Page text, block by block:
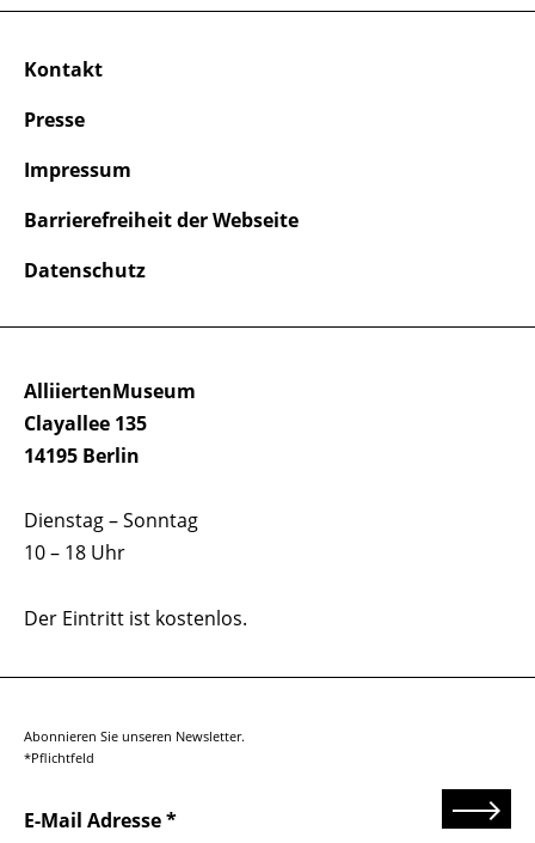
AlliiertenMuseum
Clayallee 135
14195 Berlin
Dienstag – Sonntag
10 – 18 Uhr
Der Eintritt ist kostenlos.
Kontakt
Presse
Impressum
Barrierefreiheit der Webseite
Datenschutz
Abonnieren Sie unseren Newsletter.
*Pflichtfeld
E-Mail Adresse Senden